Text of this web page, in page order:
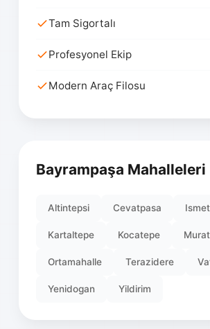
Tam Sigortalı
Profesyonel Ekip
Modern Araç Filosu
Bayrampaşa Mahalleleri
Altintepsi Cevatpasa
Kartaltepe Kocatepe
Ortamahalle Terazidere
Yenidogan Yildirim